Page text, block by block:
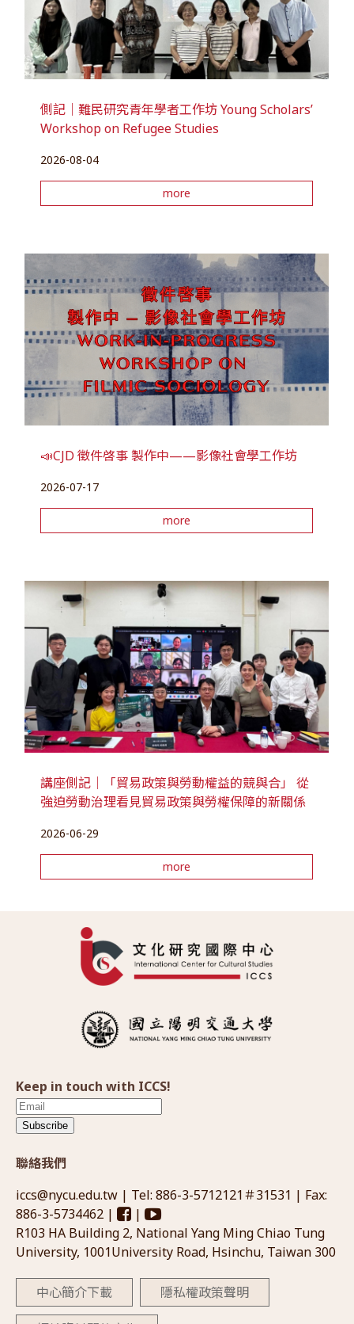
側記｜難民研究青年學者工作坊 Young Scholars’
Workshop on Refugee Studies
2026-08-04
more
📣CJD 徵件啓事 製作中——影像社會學工作坊
2026-07-17
more
講座側記｜「貿易政策與勞動權益的競與合」 從
強迫勞動治理看見貿易政策與勞權保障的新關係
2026-06-29
more
Keep in touch with ICCS!
Subscribe
聯絡我們
iccs@nycu.edu.tw | Tel: 886-3-5712121＃31531 | Fax:
886-3-5734462 |
|
R103 HA Building 2, National Yang Ming Chiao Tung
University, 1001University Road, Hsinchu, Taiwan 300
中心簡介下載 隱私權政策聲明